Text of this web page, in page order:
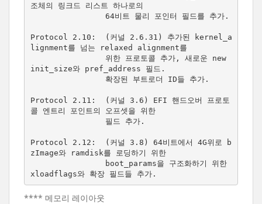
조체의 링크드 리스트 하나로의
Protocol 2.10:  (커널 2.6.31) 추가된 kernel_a
lignment를 넘는 relaxed alignment를
init_size와 pref_address 필드.
Protocol 2.11:  (커널 3.6) EFI 핸드오버 프로토
콜 엔트리 포인트의 오프셋을 위한
Protocol 2.12:  (커널 3.8) 64비트에서 4G위로 b
zImage와 ramdisk를 로딩하기 위한
**** 메모리 레이아웃